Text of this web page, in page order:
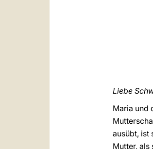
Liebe
Maria und
ausübt, ist
Mutter,